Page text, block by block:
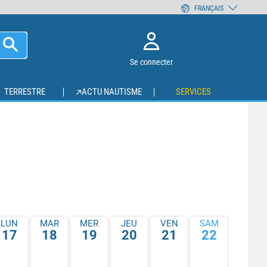
Se connecter
TERRESTRE ACTU NAUTISME SERVICES
LUN
17
MAR
18
MER
19
JEU
20
VEN
21
SAM
22
FRANÇAIS